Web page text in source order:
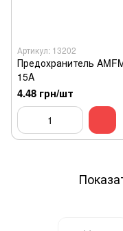
Артикул: 13202
Предохранитель
15A
4.48 грн/шт